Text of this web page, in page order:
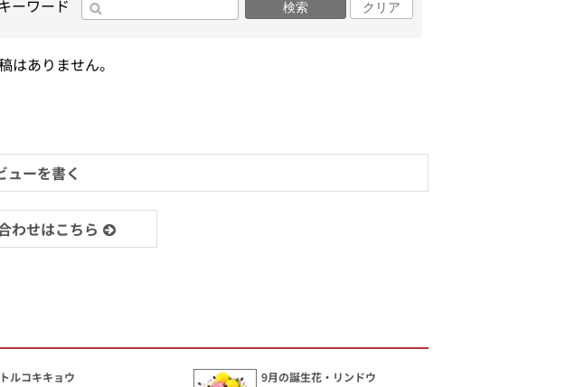
ーワード 検索 クリア
はありません。
ューを書く
わせはこちら
ルコキキョウ 9月の誕生花・リンドウ